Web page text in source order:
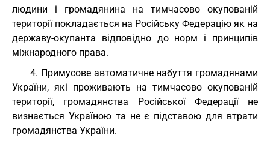
людини і громадянина на тимчасово окупованій
території покладається на Російську Федерацію як на
державу-окупанта відповідно до норм і принципів
міжнародного права.
4. Примусове автоматичне набуття громадянами
України, які проживають на тимчасово окупованій
території, громадянства Російської Федерації не
визнається Україною та не є підставою для втрати
громадянства України.